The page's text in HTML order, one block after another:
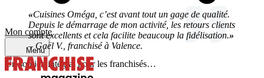
Mon compte
Menu
«Cuisines Oméga, c’est avant tout un gage de qualité.
Depuis le démarrage de mon activité, les retours clients
sont excellents et cela facilite beaucoup la fidélisation.»
– Gaël V., franchisé à Valence.
Un soutien intégral pour les franchisés…